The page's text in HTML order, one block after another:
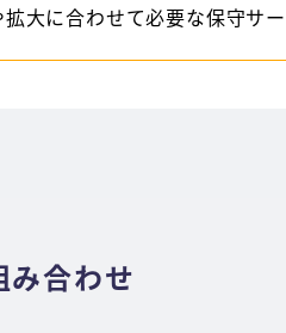
大に合わせて必要な保守サー
み合わせ